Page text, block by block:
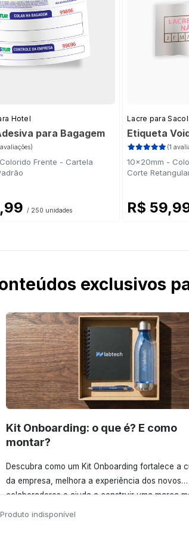
Hotel
para Bagagem
Frente - Cartela
/ 250 unidades
Lacre para
Etiqueta
(1
10x20mm -
Corte
R$
exclusivos
Kit Onboarding: o que é? E como
montar?
Descubra como um Kit Onboarding fortalece a
da empresa, melhora a experiência dos novos
colaboradores e ajuda a construir uma marca
Confira!
Produto indisponível